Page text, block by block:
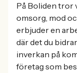
På Boliden tror
omsorg, mod
erbjuder en
där det du
inverkan på
företag som